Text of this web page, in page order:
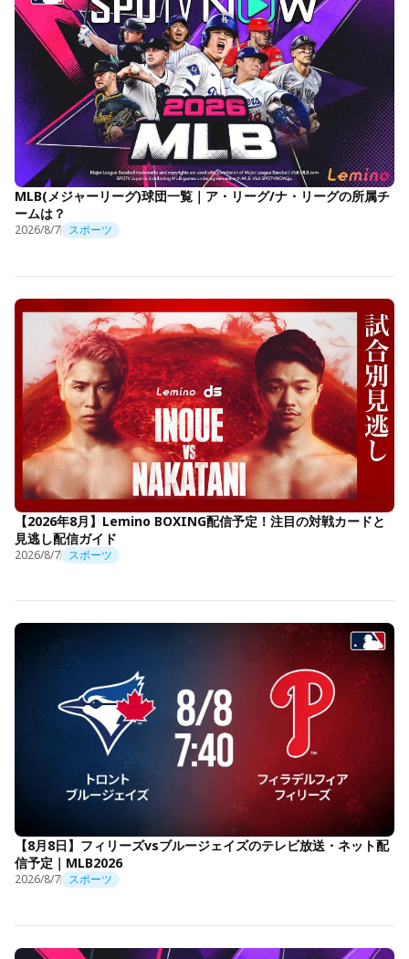
MLB(メジャーリーグ)球団一覧｜ア・リーグ/ナ・リーグの所属チ
ームは？
2026/8/7 スポーツ
【2026年8月】Lemino BOXING配信予定！注目の対戦カードと
見逃し配信ガイド
2026/8/7 スポーツ
【8月8日】フィリーズvsブルージェイズのテレビ放送・ネット配
信予定｜MLB2026
2026/8/7 スポーツ